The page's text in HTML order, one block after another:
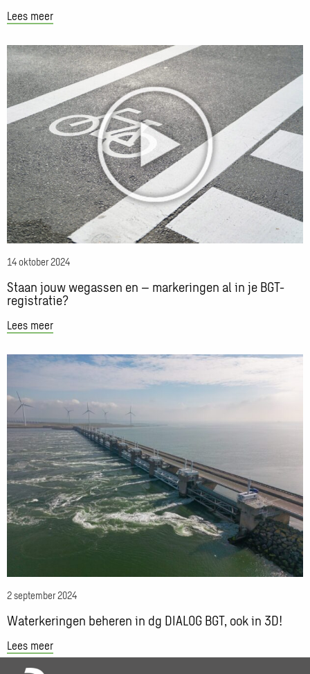
Lees meer
14 oktober 2024
Staan jouw wegassen en – markeringen al in je BGT-
registratie?
Lees meer
Lees
meer
over
Staan
jouw
wegassen
en
–
markeringen
al
in
je
registratie?
2 september 2024
Waterkeringen beheren in dg DIALOG BGT, ook in 3D!
Lees meer
Lees
over
Waterkeringen
beheren
in
dg
DIALOG
BGT,
ook